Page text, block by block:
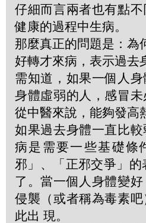
仔細而言兩者也有點
健康的過程中生病。
那麼真正的問題是：為
好轉才來病，表示過去
需知道，如果一個人
身體虛弱的人，感冒
從中醫來說，能夠發高
如果過去身體一直比
病是需要一些基礎條
邪」、「正邪交爭」
了。當一個人身體變
侵襲（或者稱為毒素
此出 現。